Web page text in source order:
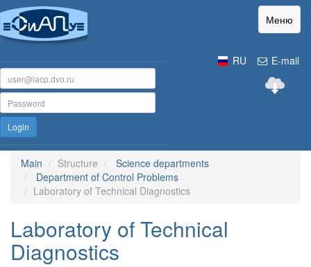
Меню
E-mail
RU
Login
Main Structure
Science departments
Department of Control Problems
Laboratory of Technical Diagnostics
Laboratory of Technical
Diagnostics